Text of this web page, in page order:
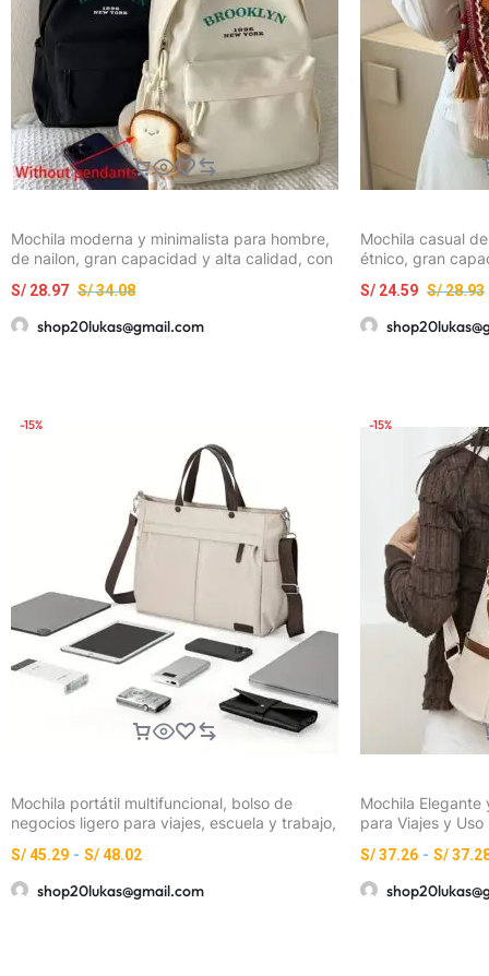
Mochila moderna y minimalista para hombre,
de nailon, gran capacidad y alta calidad, con
S/34.08
S/ 28.97
shop20lukas@gmail.com
Mochila casual
étnico, gran
S/28.93
S/ 24.59
-15%
Mochila portátil multifuncional, bolso de
negocios ligero para viajes, escuela y trabajo,
S/45.29 - S/48.02
shop20lukas@gmail.com
-15%
Mochila Elegante
para Viajes y Uso
Cremallera y
Escapada de Fin
Mano)
S/37.26 - S/